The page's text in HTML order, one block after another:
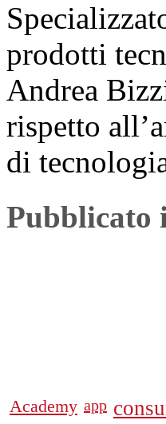
prodotti
Andrea
rispetto
di
Pubblicato
Academy app